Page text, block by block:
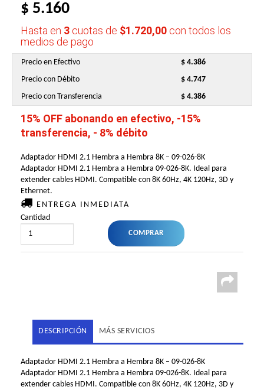
$ 5.160
Hasta en 3 cuotas de $1.720,00 con todos los
medios de pago
Precio en Efectivo
$ 4.386
Precio con Débito
$ 4.747
Precio con Transferencia
$ 4.386
15% OFF abonando en efectivo, -15%
transferencia, - 8% débito
Adaptador HDMI 2.1 Hembra a Hembra 8K – 09-026-8K
Adaptador HDMI 2.1 Hembra a Hembra 09-026-8K. Ideal para
extender cables HDMI. Compatible con 8K 60Hz, 4K 120Hz, 3D y
Ethernet.
ENTREGA INMEDIATA
Cantidad
DESCRIPCIÓN MÁS SERVICIOS
Adaptador HDMI 2.1 Hembra a Hembra 8K – 09-026-8K
Adaptador HDMI 2.1 Hembra a Hembra 09-026-8K. Ideal para
extender cables HDMI. Compatible con 8K 60Hz, 4K 120Hz, 3D y